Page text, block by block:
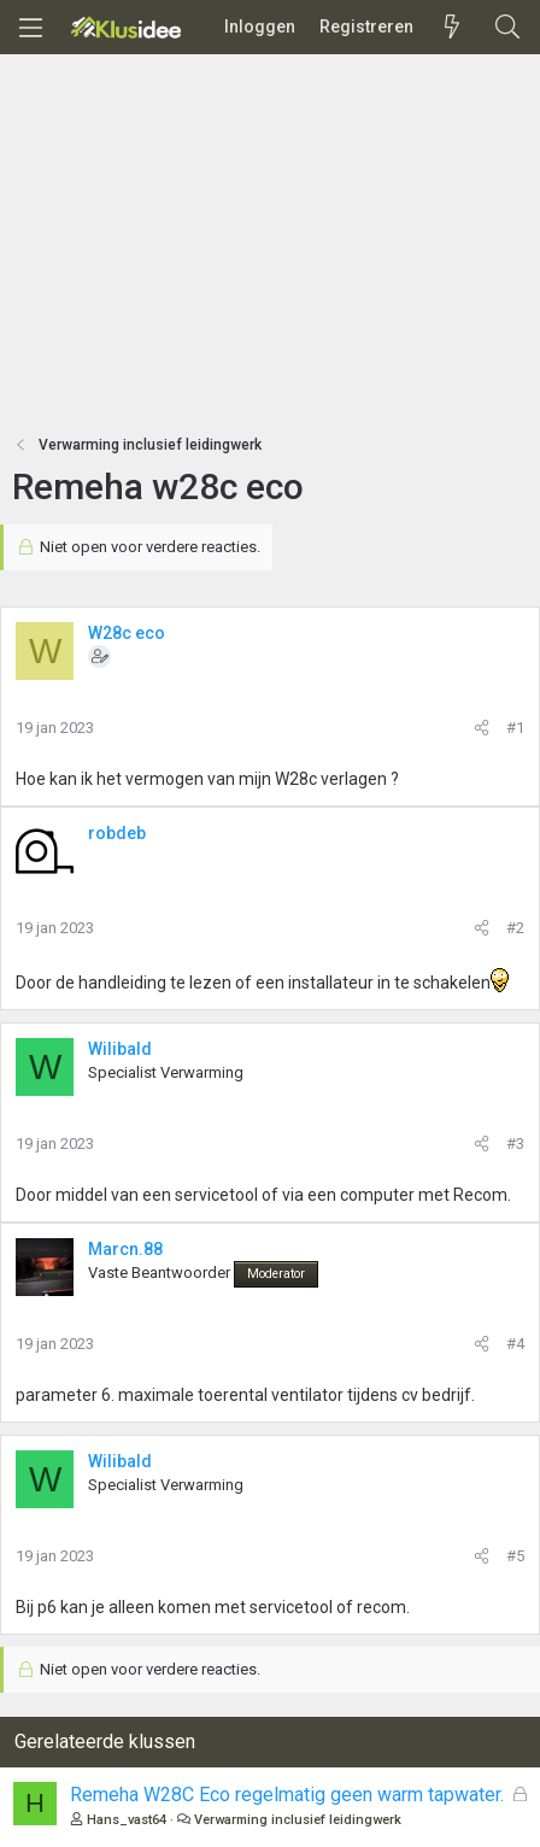
Inloggen Registreren
Verwarming inclusief leidingwerk
Remeha w28c eco
Niet open voor verdere reacties.
W W28c eco
19 jan 2023 #1
Hoe kan ik het vermogen van mijn W28c verlagen ?
robdeb
19 jan 2023 #2
Door de handleiding te lezen of een installateur in te schakelen
W Wilibald
Specialist Verwarming
19 jan 2023 #3
Door middel van een servicetool of via een computer met Recom.
Marcn.88
Vaste Beantwoorder Moderator
19 jan 2023 #4
parameter 6. maximale toerental ventilator tijdens cv bedrijf.
W Wilibald
Specialist Verwarming
19 jan 2023 #5
Bij p6 kan je alleen komen met servicetool of recom.
Niet open voor verdere reacties.
Gerelateerde klussen
H
G
Remeha W28C Eco regelmatig geen warm tapwater.
Hans_vast64 Verwarming inclusief leidingwerk